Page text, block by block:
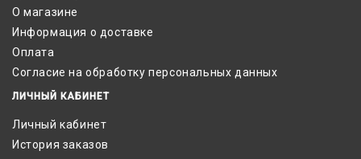
О магазине
Информация о доставке
Оплата
Согласие на обработку персональных данных
ЛИЧНЫЙ КАБИНЕТ
Личный кабинет
История заказов